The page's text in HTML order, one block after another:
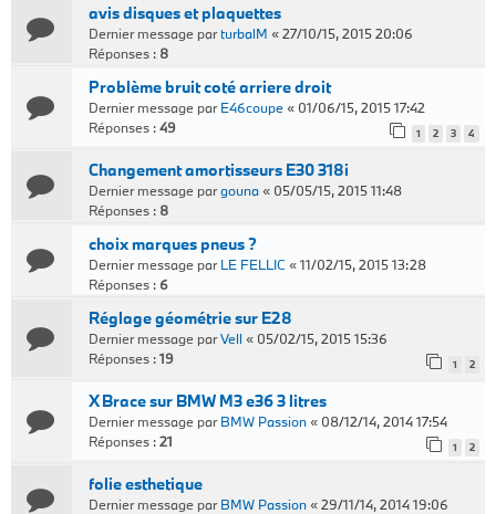
avis disques et plaquettes
Dernier message parturbalM «27/10/15, 2015 20:06
Réponses : 8
Problème bruit coté arriere droit
Dernier message parE46coupe« 01/06/15, 2015 17:42
Réponses :49 1 2 3 4
Changement amortisseurs E30 318i
Dernier message pargouna« 05/05/15, 2015 11:48
Réponses : 8
choix marques pneus ?
Dernier message parLE FELLIC «11/02/15, 2015 13:28
Réponses : 6
Réglage géométrie sur E28
Dernier message parVell « 05/02/15, 2015 15:36
Réponses :19 1 2
X Brace sur BMW M3 e36 3 litres
Dernier message parBMW Passion« 08/12/14, 2014 17:54
Réponses :21 1 2
folie esthetique
Dernier message parBMW Passion«29/11/14, 2014 19:06